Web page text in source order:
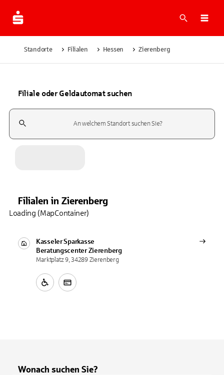
Suche
Standorte Filialen Hessen Zierenberg
Filiale oder Geldautomat suchen
Suchfeld
Filialen in Zierenberg
Kasseler Sparkasse
Beratungscenter Zierenberg
Marktplatz 9, 34289 Zierenberg
Loading (MapContainer)
Wonach suchen Sie?